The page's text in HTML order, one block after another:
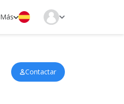
Más
Contactar